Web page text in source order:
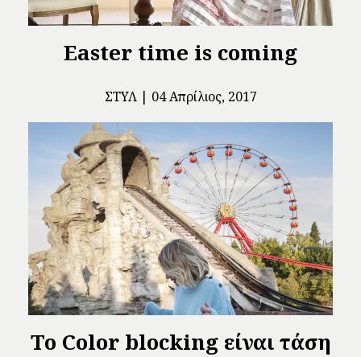
Easter time is coming
ΣΤΥΛ 04 Απρίλιος, 2017
Το Color blocking είναι τάση